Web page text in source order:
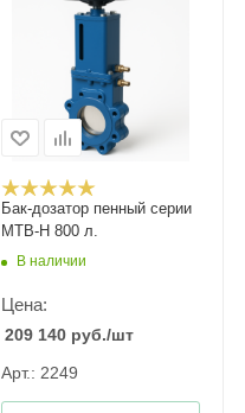
Бак-дозатор пенный серии
MTB-H 800 л.
В наличии
Цена:
209 140 руб./шт
Арт.: 2249